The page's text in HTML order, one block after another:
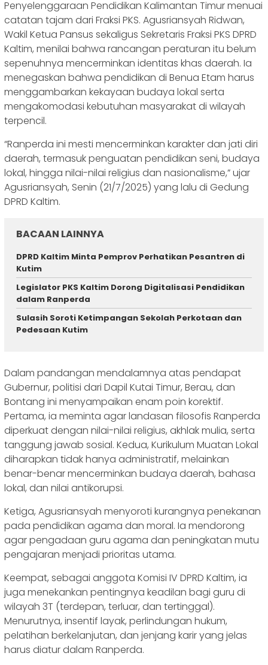
Penyelenggaraan Pendidikan Kalimantan Timur menuai
catatan tajam dari Fraksi PKS. Agusriansyah Ridwan,
Wakil Ketua Pansus sekaligus Sekretaris Fraksi PKS DPRD
Kaltim, menilai bahwa rancangan peraturan itu belum
sepenuhnya mencerminkan identitas khas daerah. Ia
menegaskan bahwa pendidikan di Benua Etam harus
menggambarkan kekayaan budaya lokal serta
mengakomodasi kebutuhan masyarakat di wilayah
terpencil.
“Ranperda ini mesti mencerminkan karakter dan jati diri
daerah, termasuk penguatan pendidikan seni, budaya
lokal, hingga nilai-nilai religius dan nasionalisme,” ujar
Agusriansyah, Senin (21/7/2025) yang lalu di Gedung
DPRD Kaltim.
BACAAN LAINNYA
DPRD Kaltim Minta Pemprov Perhatikan Pesantren di
Kutim
Legislator PKS Kaltim Dorong Digitalisasi Pendidikan
dalam Ranperda
Sulasih Soroti Ketimpangan Sekolah Perkotaan dan
Pedesaan Kutim
Dalam pandangan mendalamnya atas pendapat
Gubernur, politisi dari Dapil Kutai Timur, Berau, dan
Bontang ini menyampaikan enam poin korektif.
Pertama, ia meminta agar landasan filosofis Ranperda
diperkuat dengan nilai-nilai religius, akhlak mulia, serta
tanggung jawab sosial. Kedua, Kurikulum Muatan Lokal
diharapkan tidak hanya administratif, melainkan
benar-benar mencerminkan budaya daerah, bahasa
lokal, dan nilai antikorupsi.
Ketiga, Agusriansyah menyoroti kurangnya penekanan
pada pendidikan agama dan moral. Ia mendorong
agar pengadaan guru agama dan peningkatan mutu
pengajaran menjadi prioritas utama.
Keempat, sebagai anggota Komisi IV DPRD Kaltim, ia
juga menekankan pentingnya keadilan bagi guru di
wilayah 3T (terdepan, terluar, dan tertinggal).
Menurutnya, insentif layak, perlindungan hukum,
pelatihan berkelanjutan, dan jenjang karir yang jelas
harus diatur dalam Ranperda.